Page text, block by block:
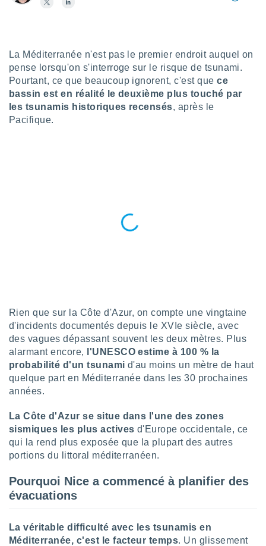
vous
de
qu'ils
ou
de
à
le
des
au
web.
les
La Méditerranée n'est pas le premier endroit auquel on
pense lorsqu'on s'interroge sur le risque de tsunami.
Pourtant, ce que beaucoup ignorent, c'est quece
bassin est en réalité le deuxième plus touché par
les tsunamis historiques recensés, après le
Pacifique.
Rien que sur la Côte d'Azur, on compte une vingtaine
d'incidents documentés depuis le XVIe siècle, avec
des vagues dépassant souvent les deux mètres. Plus
alarmant encore,
l'UNESCO estime à 100 % la
probabilité d'un tsunami d'au moins un mètre de haut
quelque part en Méditerranée dans les 30 prochaines
années.
La Côte d'Azur se situe dans l'une des zones
sismiques les plus actives d'Europe occidentale, ce
qui la rend plus exposée que la plupart des autres
portions du littoral méditerranéen.
Pourquoi Nice a commencé à planifier des
évacuations
La véritable difficulté avec les tsunamis en
Méditerranée, c'est le facteur temps. Un glissement